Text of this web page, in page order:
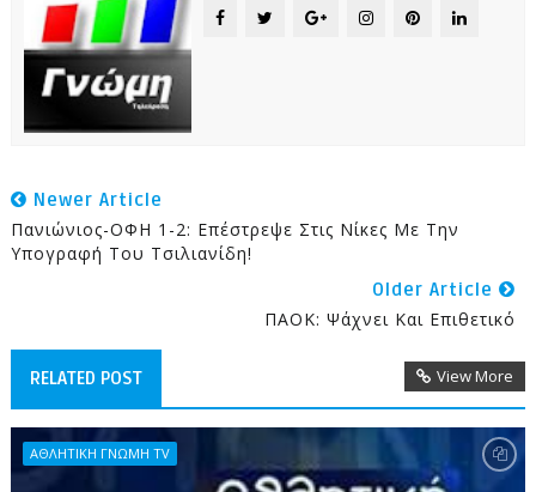
Newer Article
Πανιώνιος-ΟΦΗ 1-2: Επέστρεψε Στις Νίκες Με Την
Υπογραφή Του Τσιλιανίδη!
Older Article
ΠΑΟΚ: Ψάχνει Και Επιθετικό
RELATED POST View More
ΑΘΛΗΤΙΚΗ ΓΝΩΜΗ ΤV